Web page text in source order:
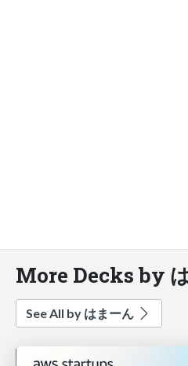
More Decks by
See All by はまーん